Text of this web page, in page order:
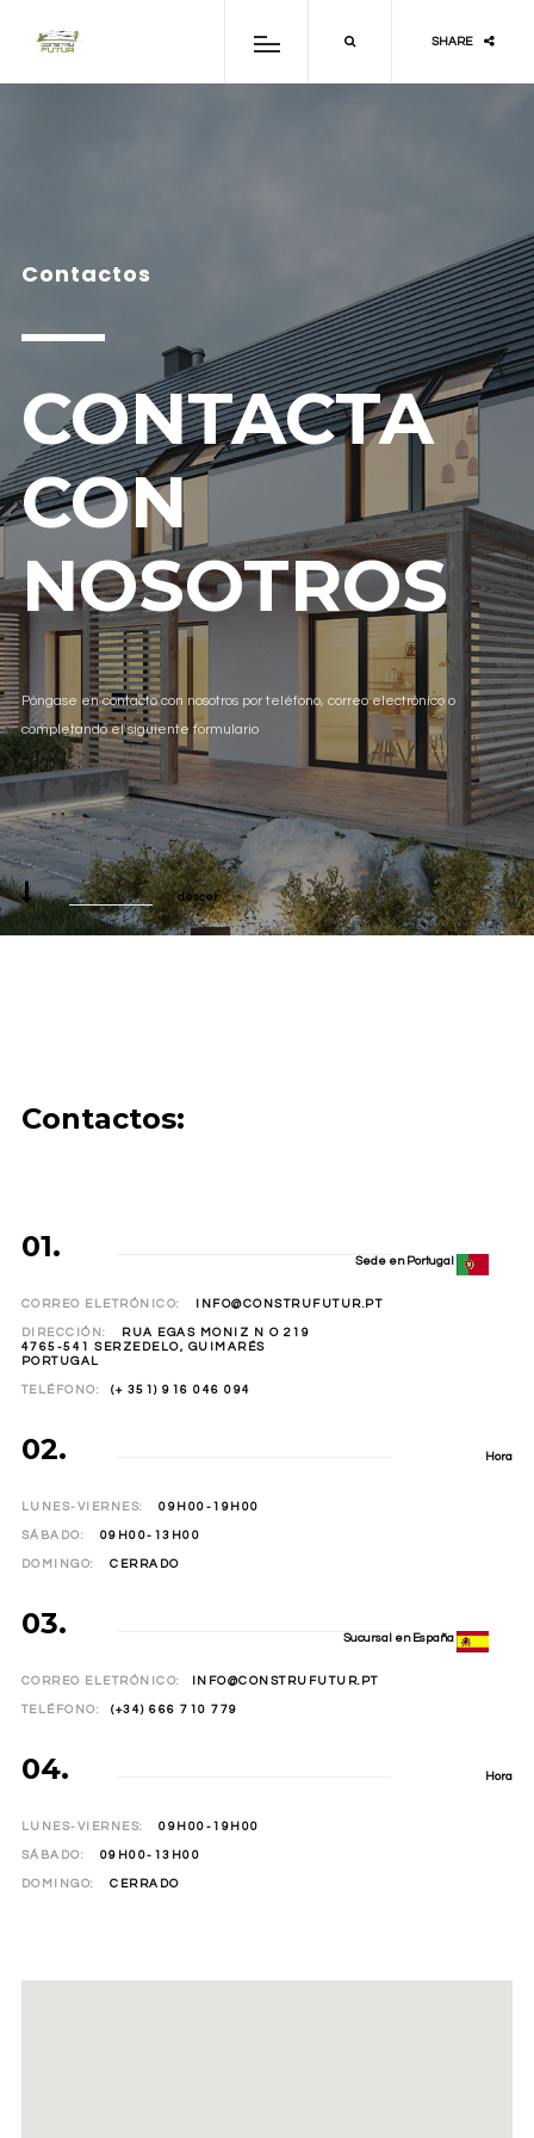
SHARE
Contactos
CONTACTA
CON
NOSOTROS
Póngase en contacto con nosotros por teléfono, correo electrónico o
completando el siguiente formulario
descer
Contactos:
01. Sede en Portugal
CORREO ELETRÓNICO: INFO@CONSTRUFUTUR.PT
DIRECCIÓN:
RUA EGAS MONIZ N O 219
4765-541 SERZEDELO, GUIMARÉS
PORTUGAL
TELÉFONO: (+ 351) 916 046 094
02. Hora
LUNES-VIERNES: 09H00-19H00
SÁBADO: 09H00-13H00
DOMINGO: CERRADO
03. Sucursal en España
CORREO ELETRÓNICO: INFO@CONSTRUFUTUR.PT
TELÉFONO: (+34) 666 710 779
04. Hora
LUNES-VIERNES: 09H00-19H00
SÁBADO: 09H00-13H00
DOMINGO: CERRADO